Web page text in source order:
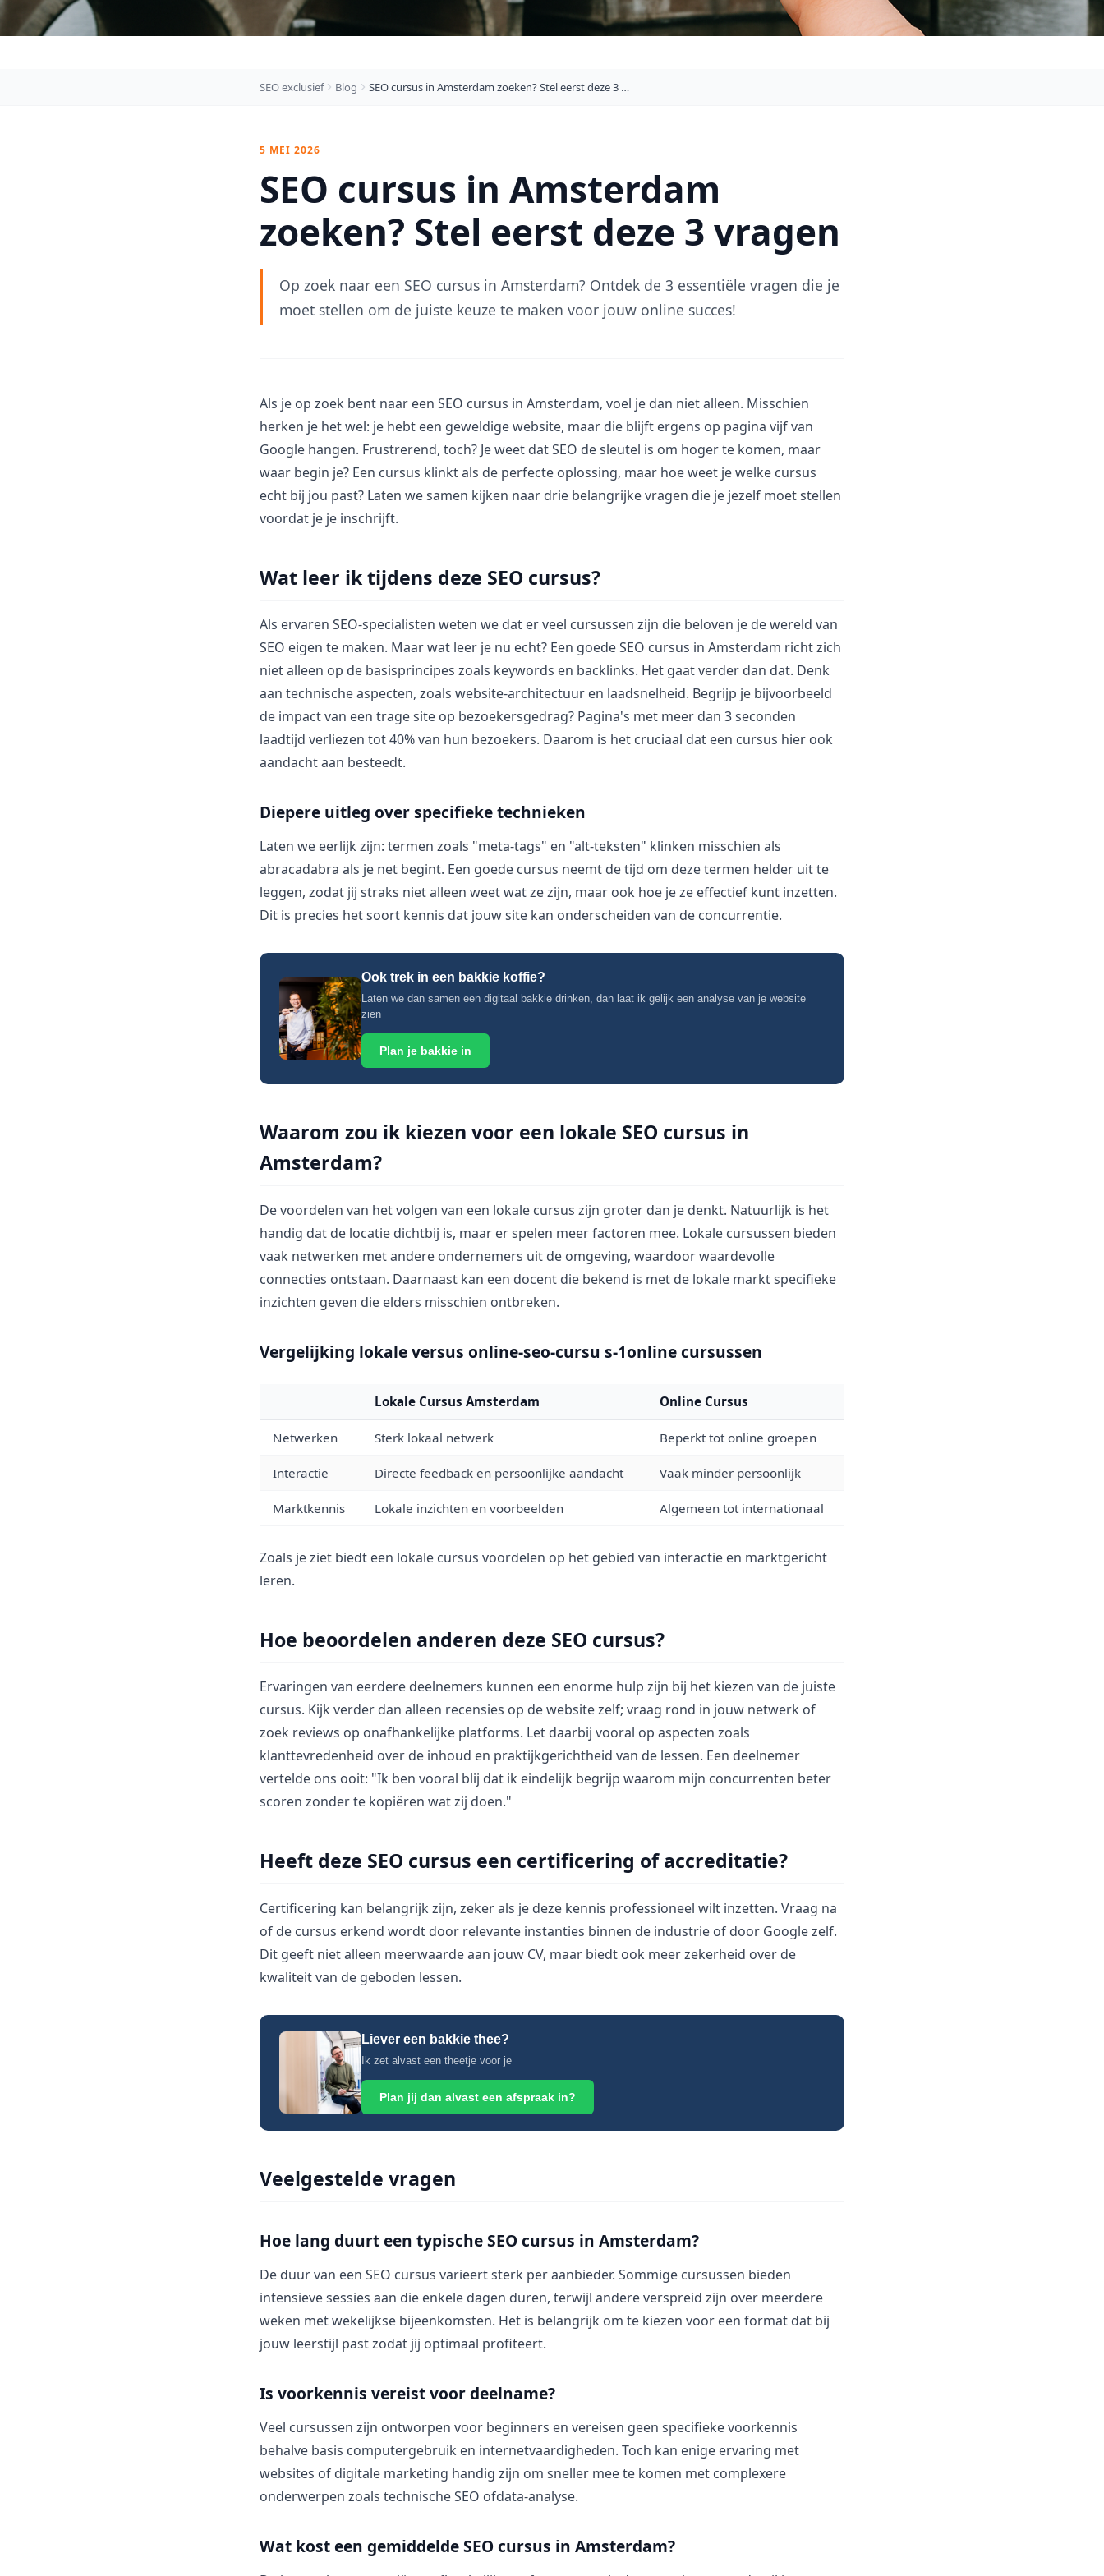
SEO exclusief Blog SEO cursus in Amsterdam zoeken? Stel eerst deze 3 vragen
5 MEI 2026
SEO cursus in Amsterdam
zoeken? Stel eerst deze 3 vragen
Op zoek naar een SEO cursus in Amsterdam? Ontdek de 3 essentiële vragen die je
moet stellen om de juiste keuze te maken voor jouw online succes!
Als je op zoek bent naar een SEO cursus in Amsterdam, voel je dan niet alleen. Misschien
herken je het wel: je hebt een geweldige website, maar die blijft ergens op pagina vijf van
Google hangen. Frustrerend, toch? Je weet dat SEO de sleutel is om hoger te komen, maar
waar begin je? Een cursus klinkt als de perfecte oplossing, maar hoe weet je welke cursus
echt bij jou past? Laten we samen kijken naar drie belangrijke vragen die je jezelf moet stellen
voordat je je inschrijft.
Wat leer ik tijdens deze SEO cursus?
Als ervaren SEO-specialisten weten we dat er veel cursussen zijn die beloven je de wereld van
SEO eigen te maken. Maar wat leer je nu echt? Een goede SEO cursus in Amsterdam richt zich
niet alleen op de basisprincipes zoals keywords en backlinks. Het gaat verder dan dat. Denk
aan technische aspecten, zoals website-architectuur en laadsnelheid. Begrijp je bijvoorbeeld
de impact van een trage site op bezoekersgedrag? Pagina's met meer dan 3 seconden
laadtijd verliezen tot 40% van hun bezoekers. Daarom is het cruciaal dat een cursus hier ook
aandacht aan besteedt.
Diepere uitleg over specifieke technieken
Laten we eerlijk zijn: termen zoals "meta-tags" en "alt-teksten" klinken misschien als
abracadabra als je net begint. Een goede cursus neemt de tijd om deze termen helder uit te
leggen, zodat jij straks niet alleen weet wat ze zijn, maar ook hoe je ze effectief kunt inzetten.
Dit is precies het soort kennis dat jouw site kan onderscheiden van de concurrentie.
Ook trek in een bakkie koffie?
Laten we dan samen een digitaal bakkie drinken, dan laat ik gelijk een analyse van je website
zien
Plan je bakkie in
Waarom zou ik kiezen voor een lokale SEO cursus in
Amsterdam?
De voordelen van het volgen van een lokale cursus zijn groter dan je denkt. Natuurlijk is het
handig dat de locatie dichtbij is, maar er spelen meer factoren mee. Lokale cursussen bieden
vaak netwerken met andere ondernemers uit de omgeving, waardoor waardevolle
connecties ontstaan. Daarnaast kan een docent die bekend is met de lokale markt specifieke
inzichten geven die elders misschien ontbreken.
Vergelijking lokale versus online-seo-cursu s-1online cursussen
Lokale Cursus Amsterdam Online Cursus
Netwerken Sterk lokaal netwerk Beperkt tot online groepen
Interactie Directe feedback en persoonlijke aandacht Vaak minder persoonlijk
Marktkennis Lokale inzichten en voorbeelden Algemeen tot internationaal
Zoals je ziet biedt een lokale cursus voordelen op het gebied van interactie en marktgericht
leren.
Hoe beoordelen anderen deze SEO cursus?
Ervaringen van eerdere deelnemers kunnen een enorme hulp zijn bij het kiezen van de juiste
cursus. Kijk verder dan alleen recensies op de website zelf; vraag rond in jouw netwerk of
zoek reviews op onafhankelijke platforms. Let daarbij vooral op aspecten zoals
klanttevredenheid over de inhoud en praktijkgerichtheid van de lessen. Een deelnemer
vertelde ons ooit: "Ik ben vooral blij dat ik eindelijk begrijp waarom mijn concurrenten beter
scoren zonder te kopiëren wat zij doen."
Heeft deze SEO cursus een certificering of accreditatie?
Certificering kan belangrijk zijn, zeker als je deze kennis professioneel wilt inzetten. Vraag na
of de cursus erkend wordt door relevante instanties binnen de industrie of door Google zelf.
Dit geeft niet alleen meerwaarde aan jouw CV, maar biedt ook meer zekerheid over de
kwaliteit van de geboden lessen.
Liever een bakkie thee?
Ik zet alvast een theetje voor je
Plan jij dan alvast een afspraak in?
Veelgestelde vragen
Hoe lang duurt een typische SEO cursus in Amsterdam?
De duur van een SEO cursus varieert sterk per aanbieder. Sommige cursussen bieden
intensieve sessies aan die enkele dagen duren, terwijl andere verspreid zijn over meerdere
weken met wekelijkse bijeenkomsten. Het is belangrijk om te kiezen voor een format dat bij
jouw leerstijl past zodat jij optimaal profiteert.
Is voorkennis vereist voor deelname?
Veel cursussen zijn ontworpen voor beginners en vereisen geen specifieke voorkennis
behalve basis computergebruik en internetvaardigheden. Toch kan enige ervaring met
websites of digitale marketing handig zijn om sneller mee te komen met complexere
onderwerpen zoals technische SEO ofdata-analyse.
Wat kost een gemiddelde SEO cursus in Amsterdam?